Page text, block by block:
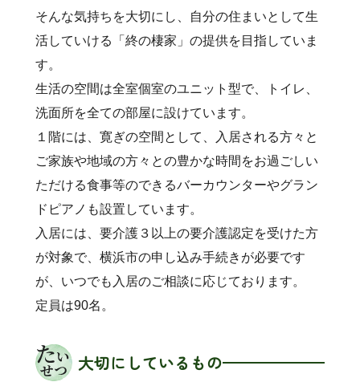
そんな気持ちを大切にし、自分の住まいとして生
活していける「終の棲家」の提供を目指していま
す。
生活の空間は全室個室のユニット型で、トイレ、
洗面所を全ての部屋に設けています。
１階には、寛ぎの空間として、入居される方々と
ご家族や地域の方々との豊かな時間をお過ごしい
ただける食事等のできるバーカウンターやグラン
ドピアノも設置しています。
入居には、要介護３以上の要介護認定を受けた方
が対象で、横浜市の申し込み手続きが必要です
が、いつでも入居のご相談に応じております。
定員は90名。
大切にしているもの